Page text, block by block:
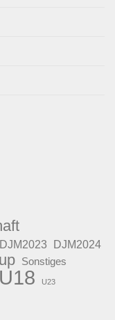
DJM2023 DJM2024
Sonstiges
U18 U23